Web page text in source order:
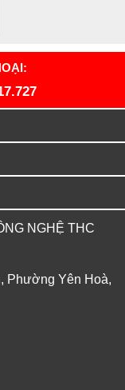
NGHỆ THC
Phường Yên Hoà,